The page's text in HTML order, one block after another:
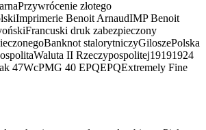
Przywrócenie złotego
Imprimerie Benoit ArnaudIMP Benoit
Francuski druk zabezpieczony
Banknot stalorytniczyGiloszePolska
Waluta II Rzeczypospolitej19191924
47WcPMG 40 EPQEPQExtremely Fine